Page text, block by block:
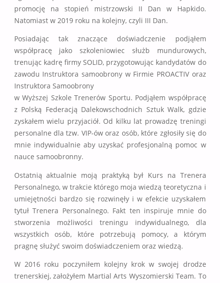
promocję na stopień mistrzowski II Dan w Hapkido.
Natomiast w 2019 roku na kolejny, czyli III Dan.
Posiadając tak znaczące doświadczenie podjąłem
współpracę jako szkoleniowiec służb mundurowych,
trenując kadrę firmy SOLID, przygotowując kandydatów do
zawodu Instruktora samoobrony w Firmie PROACTIV oraz
Instruktora Samoobrony
w Wyższej Szkole Trenerów Sportu. Podjąłem współpracę
z Polską Federacją Dalekowschodnich Sztuk Walk, gdzie
zyskałem wielu przyjaciół. Od kilku lat prowadzę treningi
personalne dla tzw. VIP-ów oraz osób, które zgłosiły się do
mnie indywidualnie aby uzyskać profesjonalną pomoc w
nauce samoobronny.
Ostatnią aktualnie moją praktyką był Kurs na Trenera
Personalnego, w trakcie którego moja wiedzą teoretyczna i
umiejętności bardzo się rozwinęły i w efekcie uzyskałem
tytuł Trenera Personalnego. Fakt ten inspiruje mnie do
stworzenia możliwości treningu indywidualnego, dla
wszystkich osób, które potrzebują pomocy, a którym
pragnę służyć swoim doświadczeniem oraz wiedzą.
W 2016 roku poczyniłem kolejny krok w swojej drodze
trenerskiej, założyłem Martial Arts Wyszomierski Team. To